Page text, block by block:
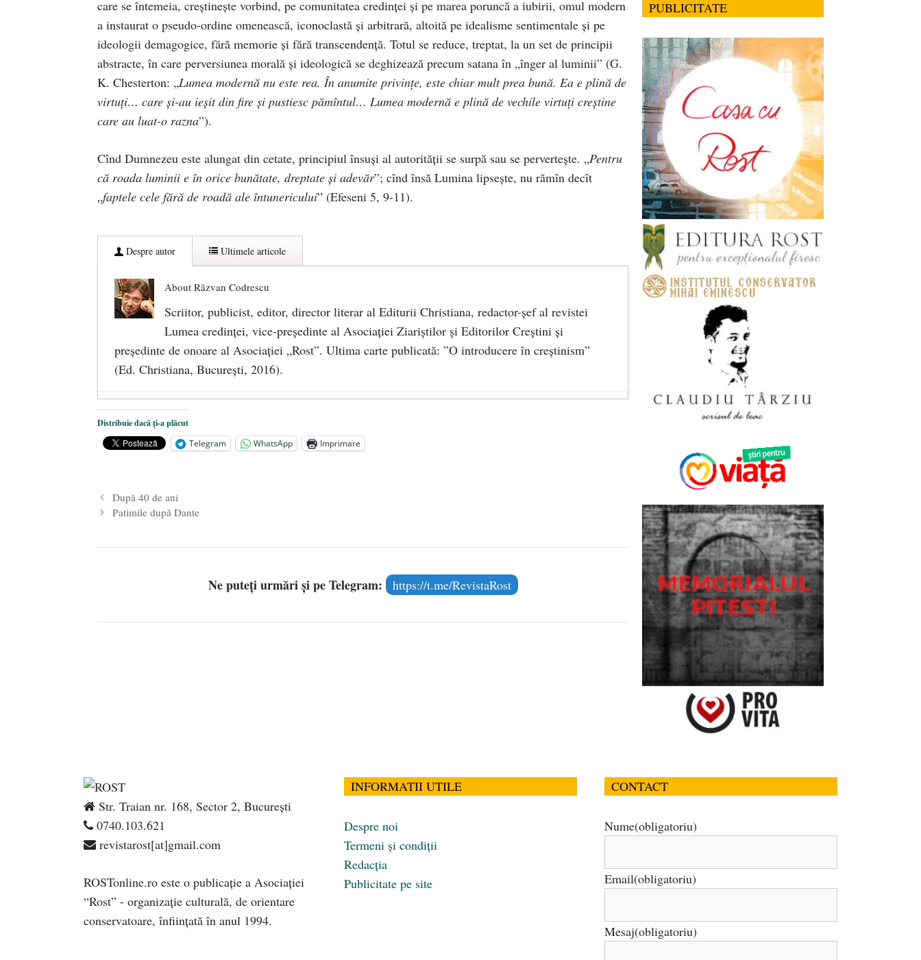
care se întemeia, creştineşte vorbind, pe comunitatea credinţei şi pe marea poruncă a iubirii, omul modern
a instaurat o pseudo-ordine omenească, iconoclastă şi arbitrară, altoită pe idealisme sentimentale şi pe
ideologii demagogice, fără memorie şi fără transcendenţă. Totul se reduce, treptat, la un set de principii
abstracte, în care perversiunea morală și ideologică se deghizează precum satana în „înger al luminii” (G.
K. Chesterton: „Lumea modernă nu este rea. În anumite privinţe, este chiar mult prea bună. Ea e plină de
virtuţi… care şi-au ieşit din fire şi pustiesc pămîntul… Lumea modernă e plină de vechile virtuţi creştine
care au luat-o razna”).
Cînd Dumnezeu este alungat din cetate, principiul însuşi al autorităţii se surpă sau se perverteşte. „Pentru
că roada luminii e în orice bunătate, dreptate şi adevăr”; cînd însă Lumina lipseşte, nu rămîn decît
„faptele cele fără de roadă ale întunericului” (Efeseni 5, 9-11).
Despre autor Ultimele articole
About Răzvan Codrescu
Scriitor, publicist, editor, director literar al Editurii Christiana, redactor-şef al revistei
Lumea credinţei, vice-preşedinte al Asociaţiei Ziariştilor şi Editorilor Creştini şi
preşedinte de onoare al Asociaţiei „Rost”. Ultima carte publicată: ”O introducere în creștinism”
(Ed. Christiana, Bucureşti, 2016).
DANA KONYA-PETRIȘOR, ÎNTRU VEȘNICĂ POMENIRE
ÎNĂLȚATU-S-A! - 28 mai 2020
Sic credo – Francisco Franco (1892-1975) - 25 octombrie 2019
Distribuie dacă ți-a plăcut
Telegram
WhatsApp Imprimare
După 40 de ani
Patimile după Dante
Ne puteți urmări și pe Telegram: https://t.me/RevistaRost
PUBLICITATE
Str. Traian nr. 168, Sector 2, București
0740.103.621
revistarost[at]gmail.com
ROSTonline.ro este o publicaţie a Asociaţiei
“Rost” - organizaţie culturală, de orientare
conservatoare, înfiinţată în anul 1994.
INFORMATII UTILE
Despre noi
Termeni și condiții
Redacția
Publicitate pe site
CONTACT
Nume(obligatoriu)
Email(obligatoriu)
Mesaj(obligatoriu)